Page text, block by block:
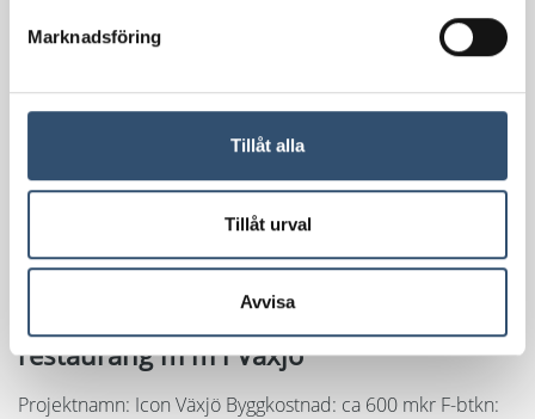
Marknadsföring
Tillåt alla
Tillåt urval
Avvisa
restaurang m m i Växjö
Projektnamn: Icon Växjö Byggkostnad: ca 600 mkr F-btkn: